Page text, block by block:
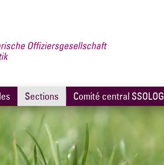
Sections Comité central SSOLOG